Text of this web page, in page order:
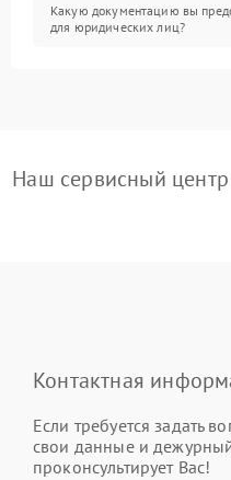
Какую документацию вы
для юридических лиц?
Наш сервисный
Контактная
Если требуется задать
свои данные и
проконсультирует Вас!